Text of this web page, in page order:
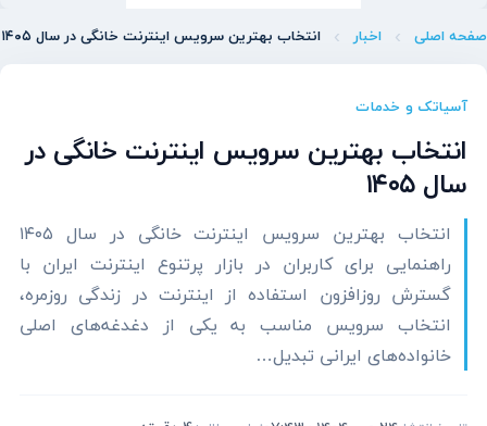
صفحه اصلی اخبار انتخاب بهترین سرویس اینترنت خانگی در سال ۱۴۰۵
آسیاتک و خدمات
انتخاب بهترین سرویس اینترنت خانگی در
سال ۱۴۰۵
انتخاب بهترین سرویس اینترنت خانگی در سال ۱۴۰۵
راهنمایی برای کاربران در بازار پرتنوع اینترنت ایران با
گسترش روزافزون استفاده از اینترنت در زندگی روزمره،
انتخاب سرویس مناسب به یکی از دغدغه‌های اصلی
خانواده‌های ایرانی تبدیل…